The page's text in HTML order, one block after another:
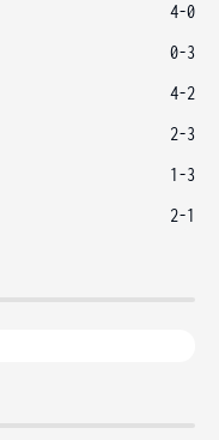
4-0
0-3
4-2
2-3
1-3
2-1